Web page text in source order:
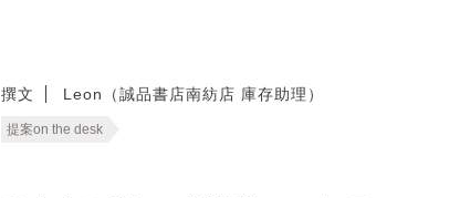
撰文 Leon（誠品書店南紡店 庫存助理）
提案on the desk